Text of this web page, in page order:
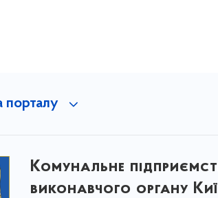
порталу
Комунальне
виконавчого органу